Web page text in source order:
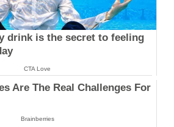
drink is the secret to feeling
CTA Love
Are The Real Challenges For
Brainberries